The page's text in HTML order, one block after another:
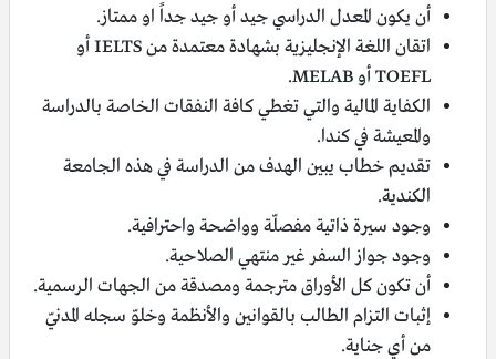
أن يكون المعدل الدراسي جيد أو جيد جداً او ممتاز.
اتقان اللغة الإنجليزية بشهادة معتمدة من IELTS أو
TOEFL أو MELAB.
الكفاية المالية والتي تغطي كافة النفقات الخاصة بالدراسة
والمعيشة في كندا.
تقديم خطاب يبين الهدف من الدراسة في هذه الجامعة
الكندية.
وجود سيرة ذاتية مفصلّة وواضحة واحترافية.
وجود جواز السفر غير منتهي الصلاحية.
أن تكون كل الأوراق مترجمة ومصدقة من الجهات الرسمية.
إثبات التزام الطالب بالقوانين والأنظمة وخلوّ سجله المدنيّ
من أي جناية.